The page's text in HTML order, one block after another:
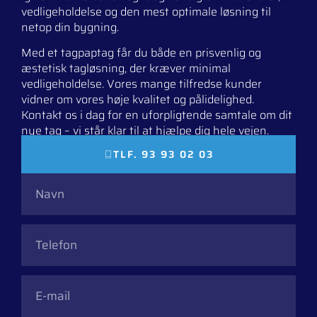
vedligeholdelse og den mest optimale løsning til
netop din bygning.
Med et tagpaptag får du både en prisvenlig og
æstetisk tagløsning, der kræver minimal
vedligeholdelse. Vores mange tilfredse kunder
vidner om vores høje kvalitet og pålidelighed.
Kontakt os i dag for en uforpligtende samtale om dit
nye tag – vi står klar til at hjælpe dig hele vejen.
TLF. 93 93 02 03